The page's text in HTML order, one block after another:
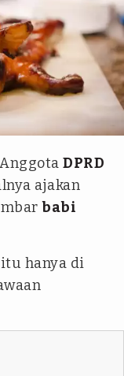
DPRD
ajakan
babi
hanya di